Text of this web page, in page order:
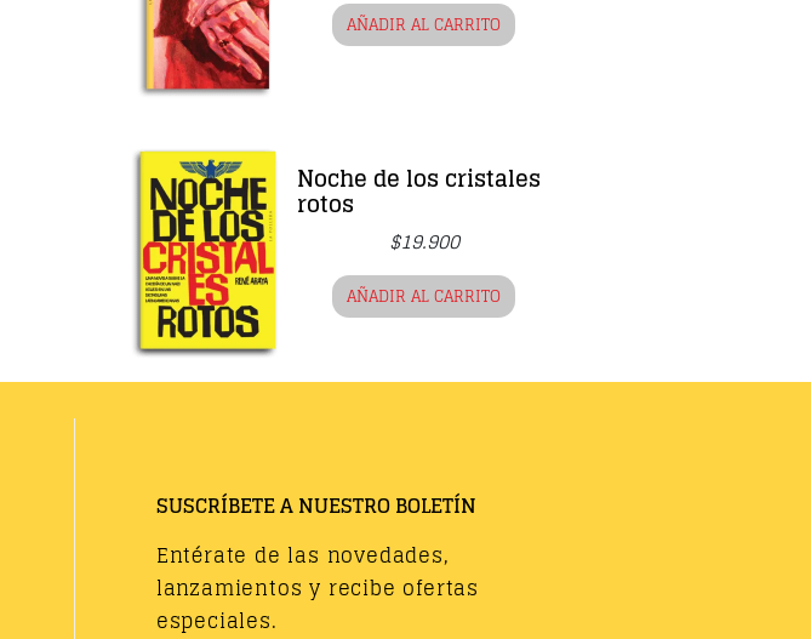
AÑADIR AL CARRITO
Noche de los cristales
rotos
$19.900
AÑADIR AL CARRITO
SUSCRÍBETE A NUESTRO BOLETÍN
Entérate de las novedades,
lanzamientos y recibe ofertas
especiales.